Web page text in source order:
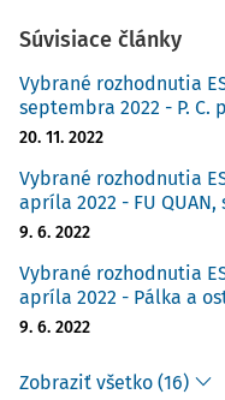
Súvisiace články
Vybrané rozhodnutia
septembra 2022 - P. C.
20. 11. 2022
Vybrané rozhodnutia
apríla 2022 - FU QUAN,
9. 6. 2022
Vybrané rozhodnutia
apríla 2022 - Pálka a
9. 6. 2022
Zobraziť všetko (16)